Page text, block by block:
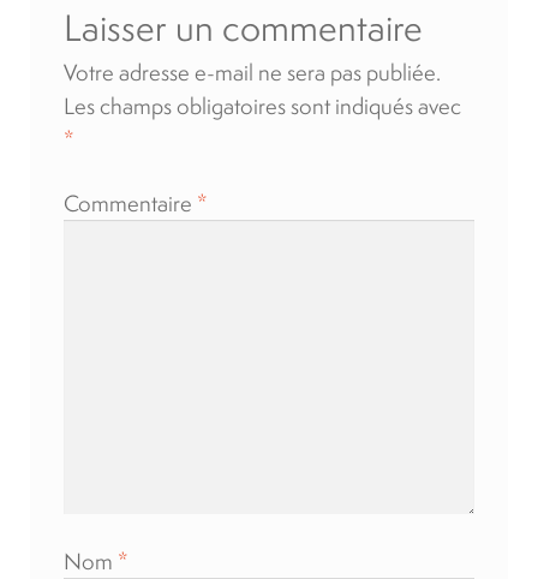
Blog
Carrières
Quadriporteurs
Laisser un commentaire
Votre adresse e-mail ne sera pas publiée.
Les champs obligatoires sont indiqués avec
*
Commentaire *
Nom *